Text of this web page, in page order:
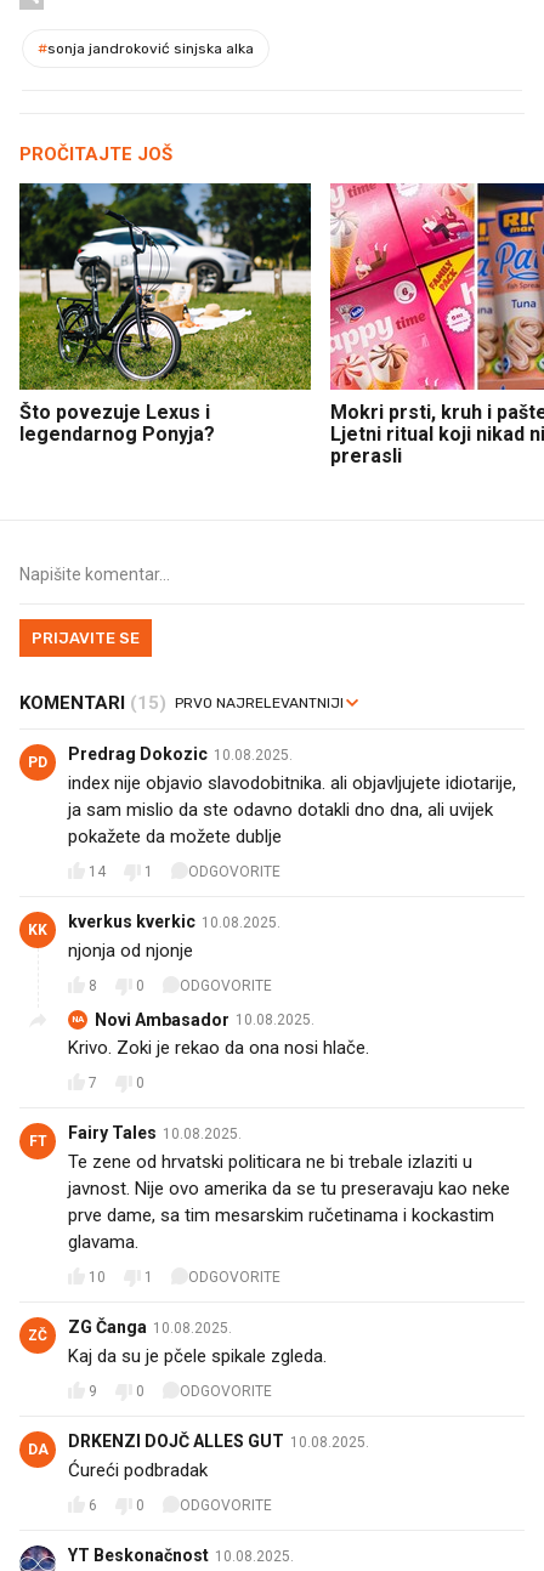
#sonja jandroković sinjska alka
PROČITAJTE JOŠ
Što povezuje Lexus i
legendarnog Ponyja?
Mokri prsti, kruh i
Ljetni ritual koji nikad
prerasli
PRIJAVITE SE
KOMENTARI (15)
PD Predrag Dokozic 10.08.2025.
index nije objavio slavodobitnika. ali objavljujete idiotarije,
ja sam mislio da ste odavno dotakli dno dna, ali uvijek
pokažete da možete dublje
14 1 ODGOVORITE
KK kverkus kverkic 10.08.2025.
njonja od njonje
8 0 ODGOVORITE
NA Novi Ambasador 10.08.2025.
Krivo. Zoki je rekao da ona nosi hlače.
7 0
FT Fairy Tales 10.08.2025.
Te zene od hrvatski politicara ne bi trebale izlaziti u
javnost. Nije ovo amerika da se tu preseravaju kao neke
prve dame, sa tim mesarskim ručetinama i kockastim
glavama.
10 1 ODGOVORITE
ZČ ZG Čanga 10.08.2025.
Kaj da su je pčele spikale zgleda.
9 0 ODGOVORITE
DA DRKENZI DOJČ ALLES GUT 10.08.2025.
Ćureći podbradak🦃🙉
6 0 ODGOVORITE
YT Beskonačnost 10.08.2025.